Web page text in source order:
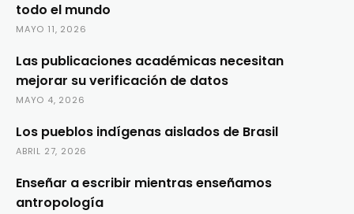
todo el mundo
MAYO 11, 2026
Las publicaciones académicas necesitan
mejorar su verificación de datos
MAYO 4, 2026
Los pueblos indígenas aislados de Brasil
ABRIL 27, 2026
Enseñar a escribir mientras enseñamos
antropología